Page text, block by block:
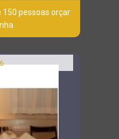
pessoas orçar